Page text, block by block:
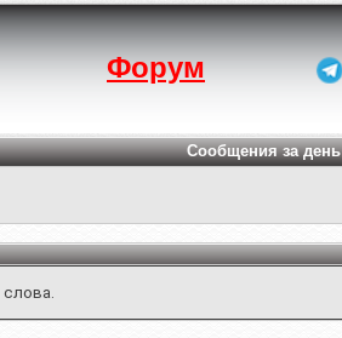
Форум
Сообщения за день
слова.